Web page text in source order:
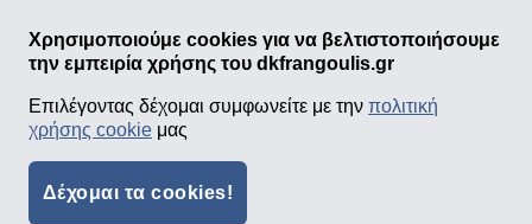
Χρησιμοποιούμε cookies για να βελτιστοποιήσουμε
την εμπειρία χρήσης του dkfrangoulis.gr
Επιλέγοντας δέχομαι συμφωνείτε με την πολιτική
χρήσης cookie μας
Δέχομαι τα cookies!